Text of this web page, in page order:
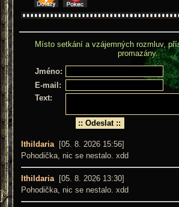
Místo setkání a vzájemných rozmluv,
promazány.
Jméno:
E-mail:
Text:
Ithildaria[05. 8. 2026 15:56]
Pohodička, nic se nestalo. xdd
Ithildaria[05. 8. 2026 13:30]
Pohodička, nic se nestalo. xdd